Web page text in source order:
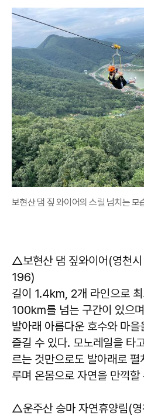
보현산 댐 짚 와이어의 스릴 넘치는
△보현산 댐 짚와이어(영천시
196)
길이 1.4km, 2개 라인으로
100km를 넘는 구간이 있으
발아래 아름다운 호수와 마
즐길 수 있다. 모노레일을 타
르는 것만으로도 발아래로 펼
루며 온몸으로 자연을 만끽할
△운주산 승마 자연휴양림(영